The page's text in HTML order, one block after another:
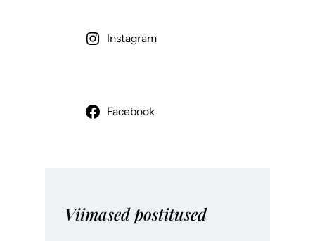
Instagram
Facebook
Viimased postitused